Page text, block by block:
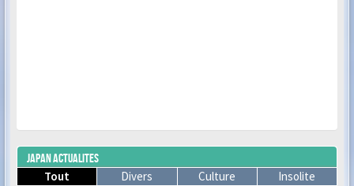
JAPAN ACTUALITES
Tout
Divers Culture Insolite